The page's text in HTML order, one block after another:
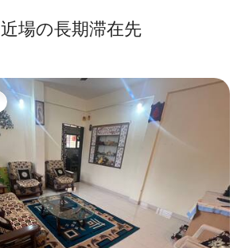
近場の長期滞在先